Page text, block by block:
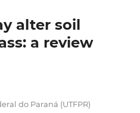
alter soil
a review
do Paraná (UTFPR)